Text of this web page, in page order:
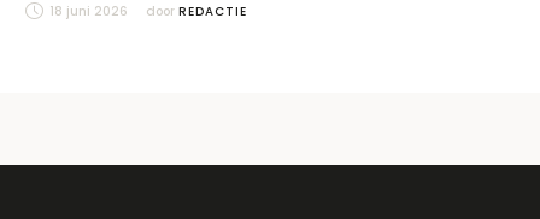
18 juni 2026 door REDACTIE